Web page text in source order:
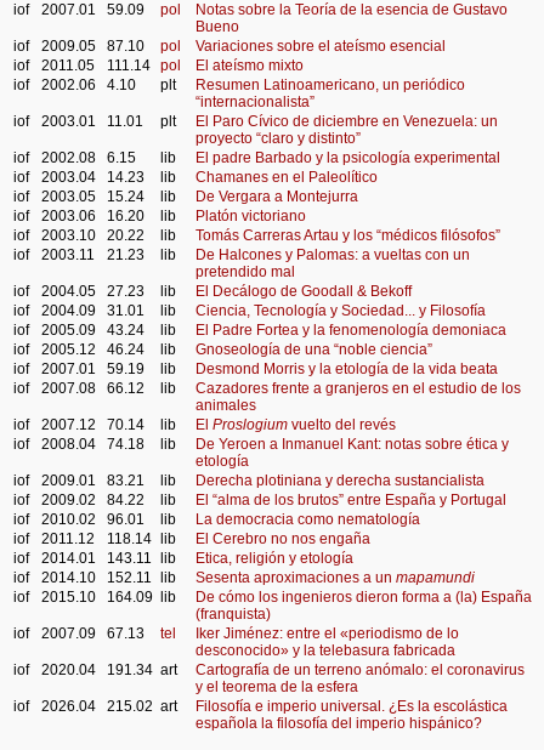
iof
2007.01 59.09 pol
Notas sobre la Teoría de la esencia de Gustavo
Bueno
iof
2009.05 87.10 pol
Variaciones sobre el ateísmo esencial
iof
2011.05 111.14 pol
El ateísmo mixto
iof
2002.06 4.10 plt
Resumen Latinoamericano, un periódico
“internacionalista”
iof
2003.01 11.01 plt
El Paro Cívico de diciembre en Venezuela: un
proyecto “claro y distinto”
iof
2002.08 6.15 lib
El padre Barbado y la psicología experimental
iof
2003.04 14.23 lib
Chamanes en el Paleolítico
iof
2003.05 15.24 lib
De Vergara a Montejurra
iof
2003.06 16.20 lib
Platón victoriano
iof
2003.10 20.22 lib
Tomás Carreras Artau y los “médicos filósofos”
iof
2003.11 21.23 lib
De Halcones y Palomas: a vueltas con un
pretendido mal
iof
2004.05 27.23 lib
El Decálogo de Goodall & Bekoff
iof
2004.09 31.01 lib
Ciencia, Tecnología y Sociedad... y Filosofía
iof
2005.09 43.24 lib
El Padre Fortea y la fenomenología demoniaca
iof
2005.12 46.24 lib
Gnoseología de una “noble ciencia”
iof
2007.01 59.19 lib
Desmond Morris y la etología de la vida beata
iof
2007.08 66.12 lib
Cazadores frente a granjeros en el estudio de los
animales
iof
2007.12 70.14 lib El Proslogiumvuelto del revés
iof
2008.04 74.18 lib
De Yeroen a Inmanuel Kant: notas sobre ética y
etología
iof
2009.01 83.21 lib
Derecha plotiniana y derecha sustancialista
iof
2009.02 84.22 lib
El “alma de los brutos” entre España y Portugal
iof
2010.02 96.01 lib
La democracia como nematología
iof
2011.12 118.14 lib
El Cerebro no nos engaña
iof
2014.01 143.11 lib
Etica, religión y etología
iof
2014.10 152.11 lib Sesenta aproximaciones a un mapamundi
iof
2015.10 164.09 lib
De cómo los ingenieros dieron forma a (la) España
(franquista)
iof
2007.09 67.13 tel
Iker Jiménez: entre el «periodismo de lo
desconocido» y la telebasura fabricada
iof
2020.04 191.34 art
Cartografía de un terreno anómalo: el coronavirus
y el teorema de la esfera
iof
2026.04 215.02 art
Filosofía e imperio universal. ¿Es la escolástica
española la filosofía del imperio hispánico?